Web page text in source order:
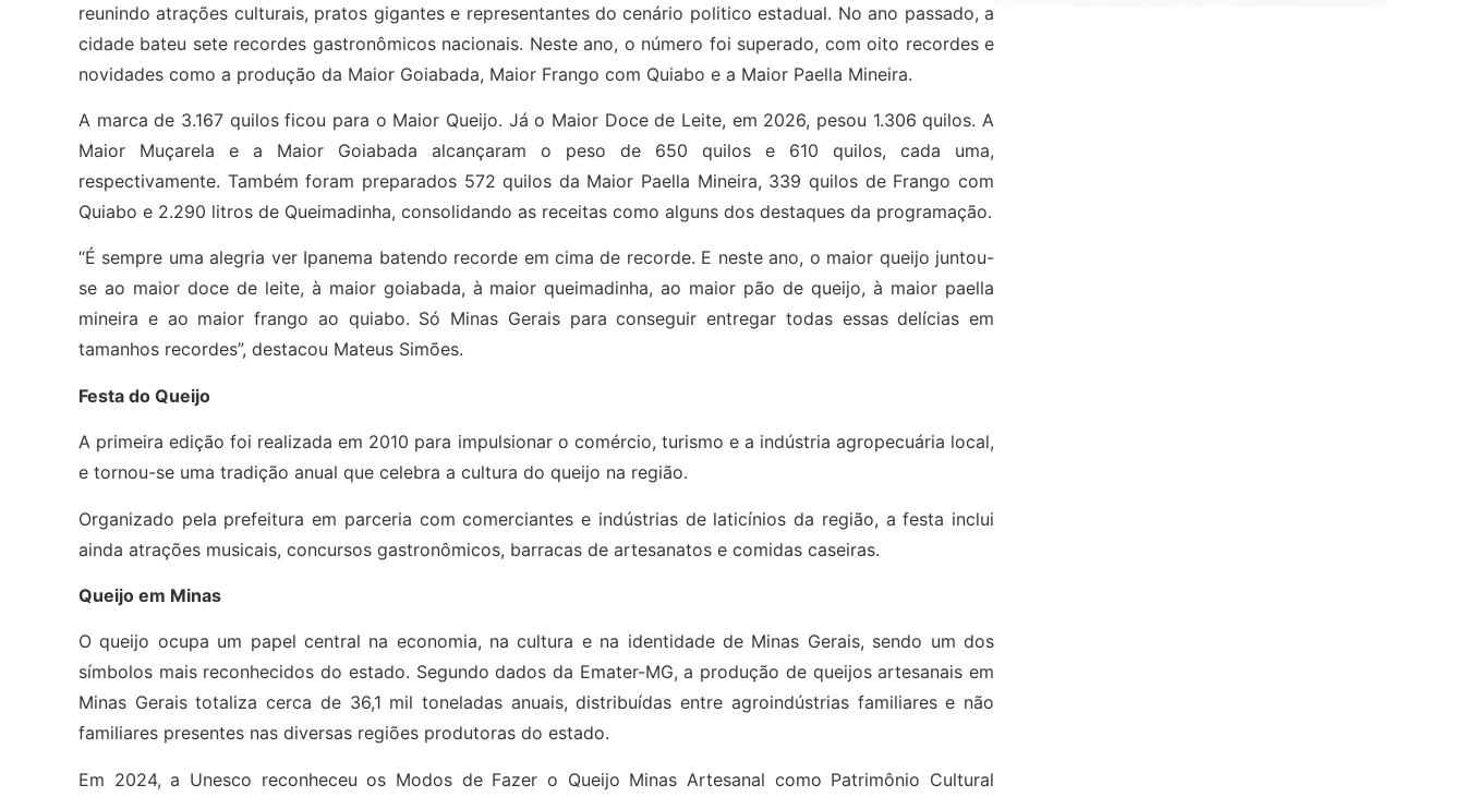
reunindo atrações culturais, pratos gigantes e representantes do cenário politico estadual. No ano passado, a
cidade bateu sete recordes gastronômicos nacionais. Neste ano, o número foi superado, com oito recordes e
novidades como a produção da Maior Goiabada, Maior Frango com Quiabo e a Maior Paella Mineira.
A marca de 3.167 quilos ficou para o Maior Queijo. Já o Maior Doce de Leite, em 2026, pesou 1.306 quilos. A
Maior Muçarela e a Maior Goiabada alcançaram o peso de 650 quilos e 610 quilos, cada uma,
respectivamente. Também foram preparados 572 quilos da Maior Paella Mineira, 339 quilos de Frango com
Quiabo e 2.290 litros de Queimadinha, consolidando as receitas como alguns dos destaques da programação.
“É sempre uma alegria ver Ipanema batendo recorde em cima de recorde. E neste ano, o maior queijo juntou-
se ao maior doce de leite, à maior goiabada, à maior queimadinha, ao maior pão de queijo, à maior paella
mineira e ao maior frango ao quiabo. Só Minas Gerais para conseguir entregar todas essas delícias em
tamanhos recordes”, destacou Mateus Simões.
Festa do Queijo
A primeira edição foi realizada em 2010 para impulsionar o comércio, turismo e a indústria agropecuária local,
e tornou-se uma tradição anual que celebra a cultura do queijo na região.
Organizado pela prefeitura em parceria com comerciantes e indústrias de laticínios da região, a festa inclui
ainda atrações musicais, concursos gastronômicos, barracas de artesanatos e comidas caseiras.
Queijo em Minas
O queijo ocupa um papel central na economia, na cultura e na identidade de Minas Gerais, sendo um dos
símbolos mais reconhecidos do estado. Segundo dados da Emater-MG, a produção de queijos artesanais em
Minas Gerais totaliza cerca de 36,1 mil toneladas anuais, distribuídas entre agroindústrias familiares e não
familiares presentes nas diversas regiões produtoras do estado.
Em 2024, a Unesco reconheceu os Modos de Fazer o Queijo Minas Artesanal como Patrimônio Cultural